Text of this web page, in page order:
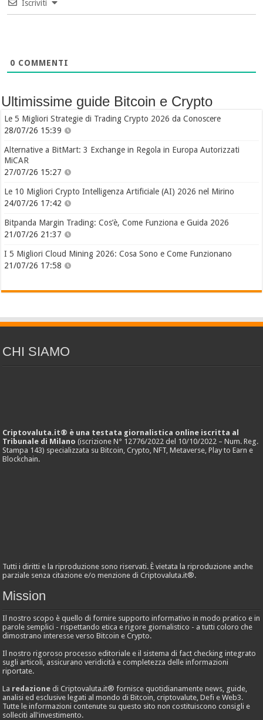
Iscriviti
0 COMMENTI
Ultimissime guide Bitcoin e Crypto
Le 5 Migliori Strategie di Trading Crypto 2026 da Conoscere
28/07/26 15:39
Alternative a BitMart: 3 Exchange in Regola in Europa Autorizzati
MiCAR
27/07/26 15:27
Le 10 Migliori Crypto Intelligenza Artificiale (AI) 2026 nel Mirino
24/07/26 17:42
Bitpanda Margin Trading: Cos’è, Come Funziona e Guida 2026
21/07/26 21:37
I 5 Migliori Cloud Mining 2026: Cosa Sono e Come Funzionano
21/07/26 17:58
CHI SIAMO
Criptovaluta.it® è una testata giornalistica online iscritta al
Tribunale di Milano (iscrizione N° 12776/2022 del 10/10/2022 – Num. Reg.
Stampa 143) specializzata su Bitcoin, Crypto, NFT, Metaverse, Play to Earn e
Blockchain.
Tutti i diritti e la riproduzione sono riservati. È vietata la riproduzione anche
parziale senza citazione e/o menzione di Criptovaluta.it®.
Mission
Il nostro scopo è quello di fornire supporto informativo in modo pratico e in
parole semplici - rispettando etica e rigore giornalistico - a tutti coloro che
dimostrano interesse verso Bitcoin e Crypto.
Il nostro rigoroso processo editoriale e il sistema di fact checking integrato
sugli articoli, assicurano veridicità e completezza delle informazioni
riportate.
La redazione di Criptovaluta.it® fornisce quotidianamente news, guide,
analisi ed esclusive legati al mondo di Bitcoin, criptovalute, Defi e Web3.
Tutte le informazioni contenute su questo sito non costituiscono consigli e
solleciti all'investimento.